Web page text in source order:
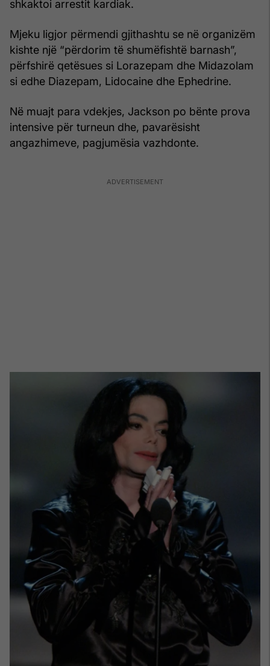
shkaktoi arrestit kardiak.
Mjeku ligjor përmendi gjithashtu se në organizëm
kishte një “përdorim të shumëfishtë barnash”,
përfshirë qetësues si Lorazepam dhe Midazolam
si edhe Diazepam, Lidocaine dhe Ephedrine.
Në muajt para vdekjes, Jackson po bënte prova
intensive për turneun dhe, pavarësisht
angazhimeve, pagjumësia vazhdonte.